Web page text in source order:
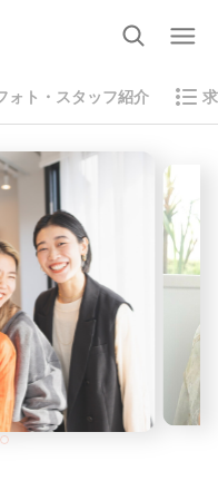
ォト・スタッフ紹介